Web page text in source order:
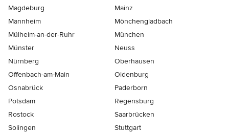
Magdeburg
Mainz
Mannheim
Mönchen­gladbach
Mülheim-an-der-Ruhr
München
Münster
Neuss
Nürnberg
Oberhausen
Offenbach-am-Main
Oldenburg
Osnabrück
Paderborn
Potsdam
Regensburg
Rostock
Saarbrücken
Solingen
Stuttgart